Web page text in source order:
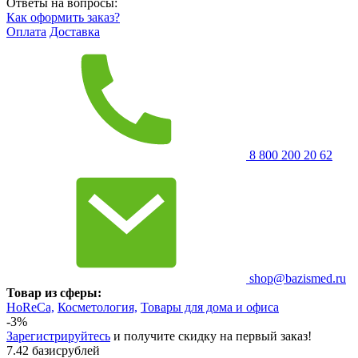
Как оформить заказ?
Оплата Доставка
8 800 200 20 62
shop@bazismed.ru
Товар из сферы:
HoReCa, Косметология, Товары для дома и офиса
-3%
Зарегистрируйтесь и получите скидку на первый заказ!
7.42 базисрублей